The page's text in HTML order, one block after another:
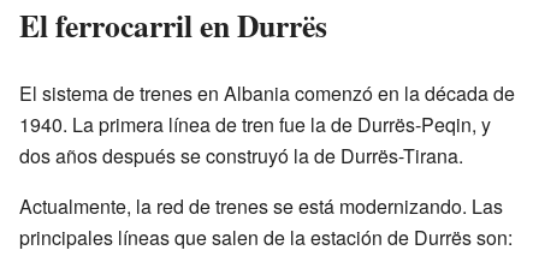
El ferrocarril en Durrës
El sistema de trenes en Albania comenzó en la década de
1940. La primera línea de tren fue la de Durrës-Peqin, y
dos años después se construyó la de Durrës-Tirana.
Actualmente, la red de trenes se está modernizando. Las
principales líneas que salen de la estación de Durrës son: